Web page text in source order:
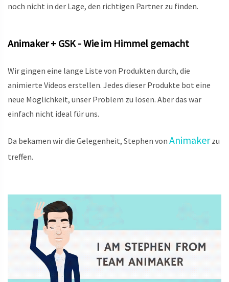
noch nicht in der Lage, den richtigen Partner zu finden.
Animaker + GSK - Wie im Himmel gemacht
Wir gingen eine lange Liste von Produkten durch, die
animierte Videos erstellen. Jedes dieser Produkte bot eine
neue Möglichkeit, unser Problem zu lösen. Aber das war
einfach nicht ideal für uns.
Da bekamen wir die Gelegenheit, Stephen von Animakerzu
treffen.